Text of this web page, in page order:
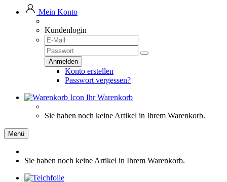
Mein Konto
Kundenlogin
Konto erstellen
Passwort vergessen?
Ihr Warenkorb
Sie haben noch keine Artikel in Ihrem Warenkorb.
Menü
Sie haben noch keine Artikel in Ihrem Warenkorb.